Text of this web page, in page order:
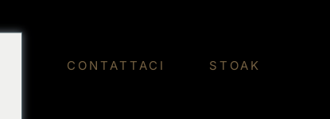
CONTATTACI STOAK